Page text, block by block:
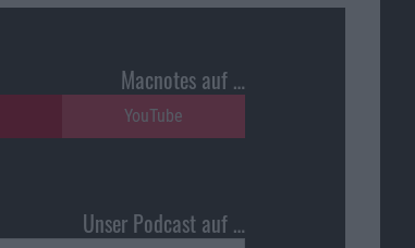
Macnotes auf …
YouTube
Unser Podcast auf …